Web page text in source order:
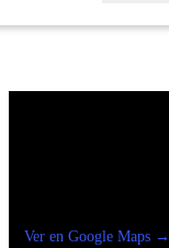
Ver en Google Maps →